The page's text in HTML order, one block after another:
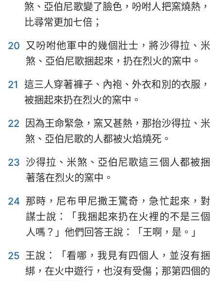
1 2 3 4 5 6
7
煞、亞伯尼歌變了臉色，吩咐人把窯燒熱，
比尋常更加七倍；
20 又吩咐他軍中的幾個壯士，將沙得拉、米
煞、亞伯尼歌捆起來，扔在烈火的窯中。
21
這三人穿著褲子、內袍、外衣和別的衣服，
被捆起來扔在烈火的窯中。
22
因為王命緊急，窯又甚熱，那抬沙得拉、米
煞、亞伯尼歌的人都被火焰燒死。
23 沙得拉、米煞、亞伯尼歌這三個人都被捆
著落在烈火的窯中。
24 那時，尼布甲尼撒王驚奇，急忙起來，對
謀士說：「我捆起來扔在火裡的不是三個
人嗎？」他們回答王說：「王啊，是。」
25 王說：「看哪，我見有四個人，並沒有捆
綁，在火中遊行，也沒有受傷；那第四個的